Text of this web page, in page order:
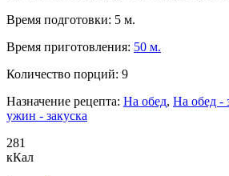
Время подготовки: 5 м.
Время приготовления: 50 м.
Количество порций: 9
Назначение рецепта: На обед, На обед -
ужин - закуска
281
кКал